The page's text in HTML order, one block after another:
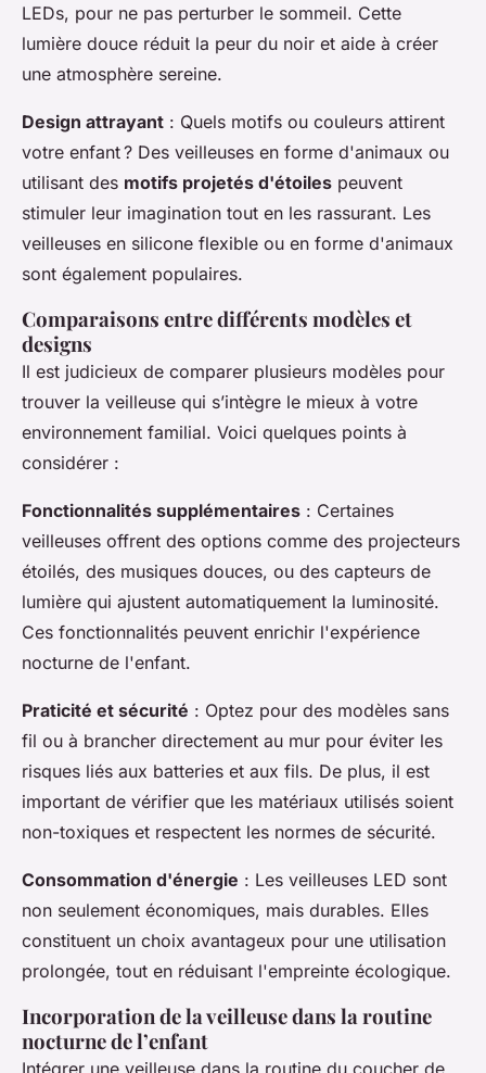
LEDs, pour ne pas perturber le sommeil. Cette
lumière douce réduit la peur du noir et aide à créer
une atmosphère sereine.
Design attrayant : Quels motifs ou couleurs attirent
votre enfant ? Des veilleuses en forme d'animaux ou
utilisant des motifs projetés d'étoiles peuvent
stimuler leur imagination tout en les rassurant. Les
veilleuses en silicone flexible ou en forme d'animaux
sont également populaires.
Comparaisons entre différents modèles et
designs
Il est judicieux de comparer plusieurs modèles pour
trouver la veilleuse qui s’intègre le mieux à votre
environnement familial. Voici quelques points à
considérer :
Fonctionnalités supplémentaires : Certaines
veilleuses offrent des options comme des projecteurs
étoilés, des musiques douces, ou des capteurs de
lumière qui ajustent automatiquement la luminosité.
Ces fonctionnalités peuvent enrichir l'expérience
nocturne de l'enfant.
Praticité et sécurité : Optez pour des modèles sans
fil ou à brancher directement au mur pour éviter les
risques liés aux batteries et aux fils. De plus, il est
important de vérifier que les matériaux utilisés soient
non-toxiques et respectent les normes de sécurité.
Consommation d'énergie : Les veilleuses LED sont
non seulement économiques, mais durables. Elles
constituent un choix avantageux pour une utilisation
prolongée, tout en réduisant l'empreinte écologique.
Incorporation de la veilleuse dans la routine
nocturne de l’enfant
Intégrer une veilleuse dans la routine du coucher de